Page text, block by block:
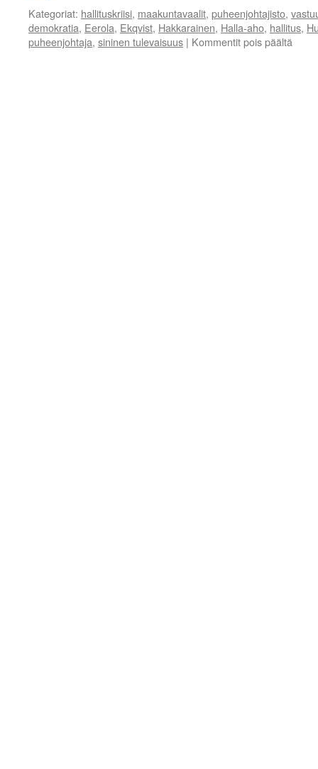
Kategoriat: hallituskriisi, maakuntavaalit, puheenjohtajisto,
demokratia, Eerola, Ekqvist, Hakkarainen, Halla-aho, hallitus,
puheenjohtaja, sininen tulevaisuus | Kommentit pois päältä